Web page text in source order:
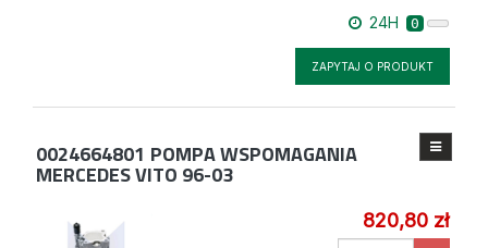
24H 0
ZAPYTAJ O PRODUKT
0024664801 POMPA WSPOMAGANIA
MERCEDES VITO 96-03
820,80 zł